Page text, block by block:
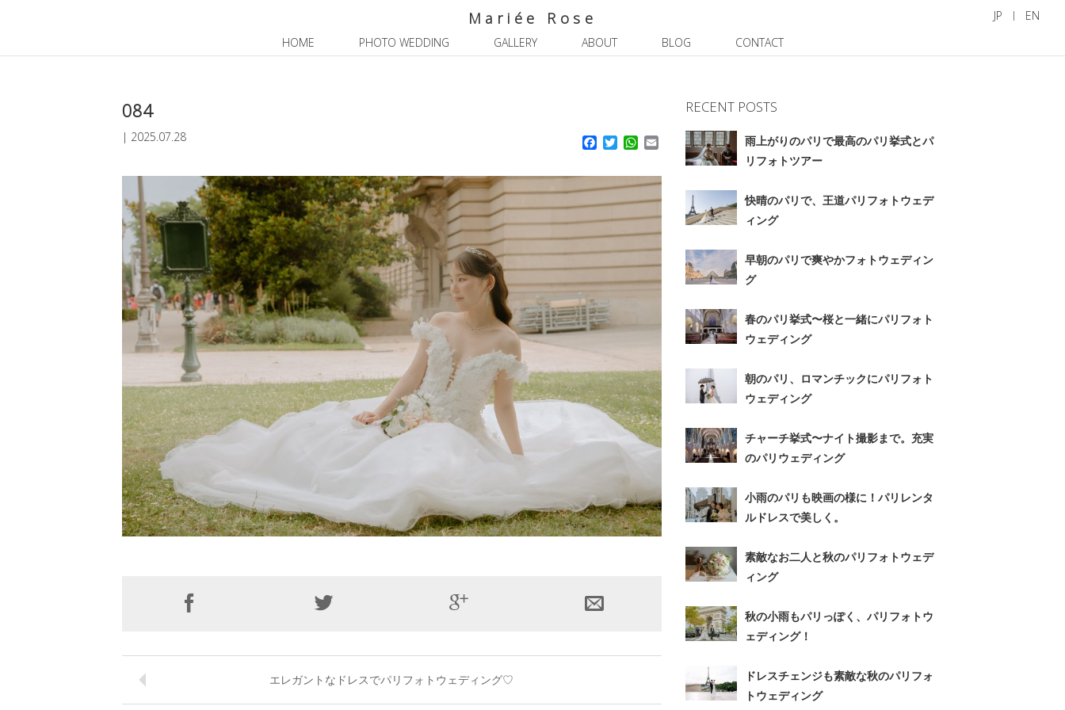
Mariée Rose
HOME PHOTO WEDDING GALLERY ABOUT BLOG CONTACT
JP EN
084
| 2025.07.28 Facebook
TwitterWhatsApp
Email
エレガントなドレスでパリフォトウェディング♡
RECENT POSTS
雨上がりのパリで最高のパリ挙式とパ
リフォトツアー
快晴のパリで、王道パリフォトウェデ
ィング
早朝のパリで爽やかフォトウェディン
グ
春のパリ挙式〜桜と一緒にパリフォト
ウェディング
朝のパリ、ロマンチックにパリフォト
ウェディング
チャーチ挙式〜ナイト撮影まで。充実
のパリウェディング
小雨のパリも映画の様に！パリレンタ
ルドレスで美しく。
素敵なお二人と秋のパリフォトウェデ
ィング
秋の小雨もパリっぽく、パリフォトウ
ェディング！
ドレスチェンジも素敵な秋のパリフォ
トウェディング